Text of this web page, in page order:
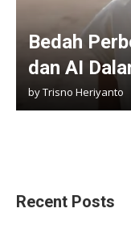
Bedah
dan AI
byTrisno Heriyanto
Recent Posts